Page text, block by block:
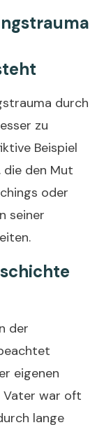
durch
zu
Beispiel
die den Mut
oder
seiner
der
eigenen
Vater war oft
lange